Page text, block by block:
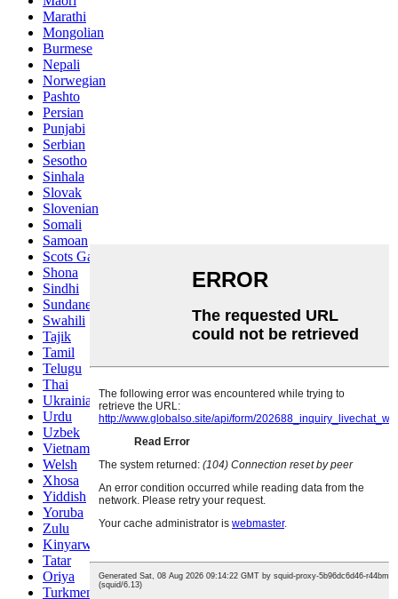
Marathi
Mongolian
Burmese
Nepali
Norwegian
Pashto
Persian
Punjabi
Serbian
Sesotho
Sinhala
Slovak
Slovenian
Somali
Samoan
Scots Gaelic
Shona
Sindhi
Sundanese
Swahili
Tajik
Tamil
Telugu
Thai
Ukrainian
Urdu
Uzbek
Vietnamese
Welsh
Xhosa
Yiddish
Yoruba
Zulu
Kinyarwanda
Tatar
Oriya
Turkmen